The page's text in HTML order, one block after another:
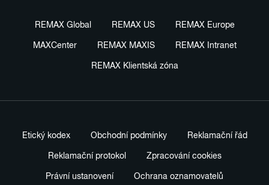
REMAX Global REMAX US REMAX Europe
MAXCenter REMAX MAXIS REMAX Intranet
REMAX Klientská zóna
Etický kodex Obchodní podmínky Reklamační řád
Reklamační protokol Zpracování cookies
Právní ustanovení Ochrana oznamovatelů